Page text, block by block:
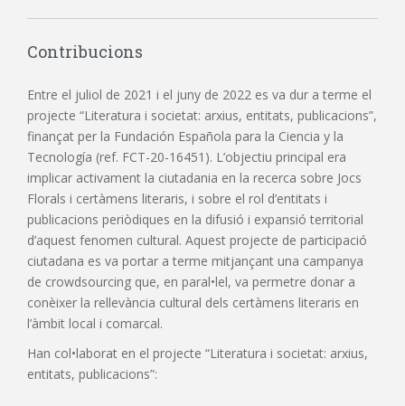
Contribucions
Entre el juliol de 2021 i el juny de 2022 es va dur a terme el
projecte “Literatura i societat: arxius, entitats, publicacions”,
finançat per la Fundación Española para la Ciencia y la
Tecnología (ref. FCT-20-16451). L’objectiu principal era
implicar activament la ciutadania en la recerca sobre Jocs
Florals i certàmens literaris, i sobre el rol d’entitats i
publicacions periòdiques en la difusió i expansió territorial
d’aquest fenomen cultural. Aquest projecte de participació
ciutadana es va portar a terme mitjançant una campanya
de crowdsourcing que, en paral•lel, va permetre donar a
conèixer la rellevància cultural dels certàmens literaris en
l’àmbit local i comarcal.
Han col•laborat en el projecte “Literatura i societat: arxius,
entitats, publicacions”: